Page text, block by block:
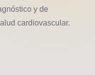
y de
cardiovascular.